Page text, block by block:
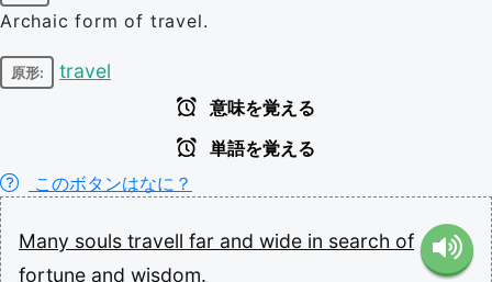
Archaic form of travel.
原形: travel
意味を覚える
単語を覚える
このボタンはなに？
Many souls travell far and wide in search of
fortune and wisdom.